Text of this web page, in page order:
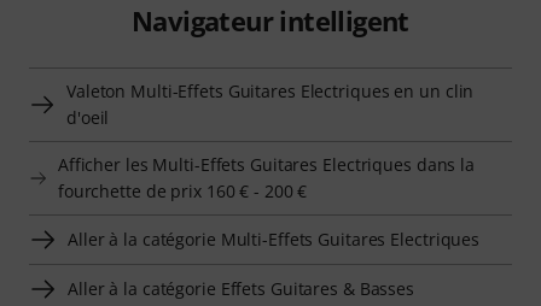
Navigateur intelligent
Valeton Multi-Effets Guitares Electriques en un clin
d'oeil
Afficher les Multi-Effets Guitares Electriques dans la
fourchette de prix 160 € - 200 €
Aller à la catégorie Multi-Effets Guitares Electriques
Aller à la catégorie Effets Guitares & Basses